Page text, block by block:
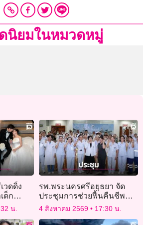
นิยมในหมวดหมู่
วดดิ้ง
ด็ก
นแต่ง!
น.
รพ.พระนครศรีอยุธยา จัด
ประชุมการช่วยฟื้นคืนชีพ
ผู้ใหญ่ ACLS
4 สิงหาคม 2569 17:30 น.